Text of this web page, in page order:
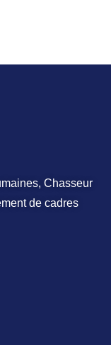
Chasseur
de cadres